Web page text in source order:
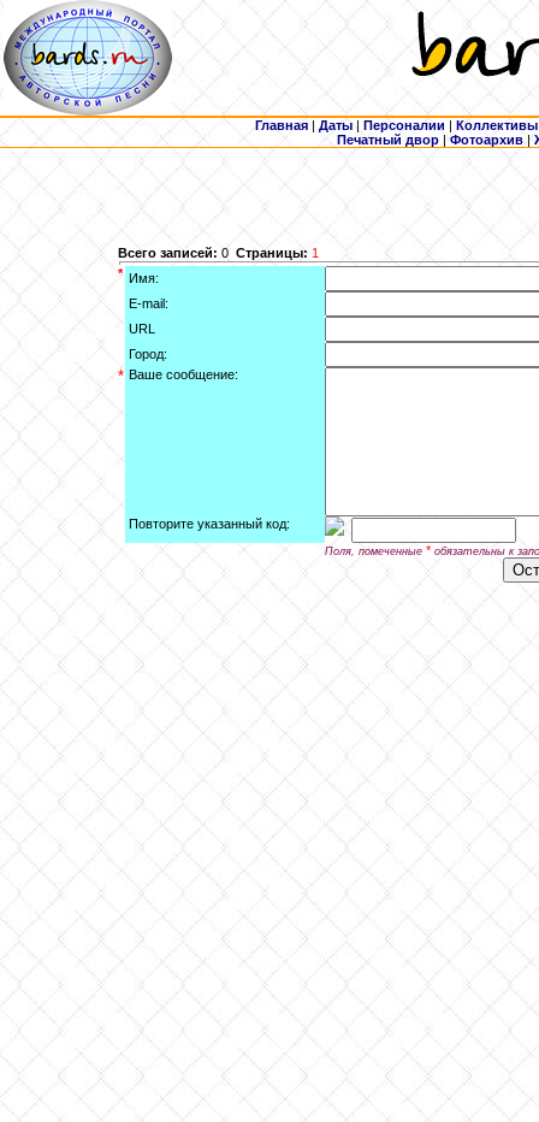
Главная | Даты | Персоналии | Коллективы
Печатный двор |Фотоархив |
Всего записей: 0 Страницы: 1
* Имя:
E-mail:
URL
Город:
* Ваше сообщение:
Повторите указанный код:
Поля, помеченные * обязательны к